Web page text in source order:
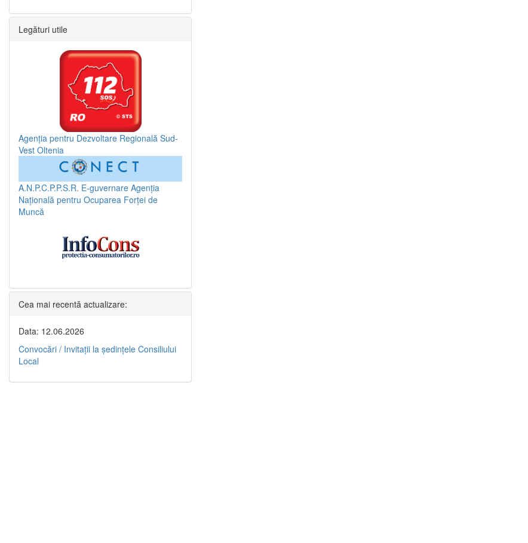
Legături utile
Agenția pentru Dezvoltare Regională Sud-
Vest Oltenia
A.N.P.C.P.P.S.R. E-guvernare Agenția
Națională pentru Ocuparea Forței de
Muncă
Cea mai recentă actualizare:
Data: 12.06.2026
Convocări / Invitaţii la şedinţele Consiliului
Local